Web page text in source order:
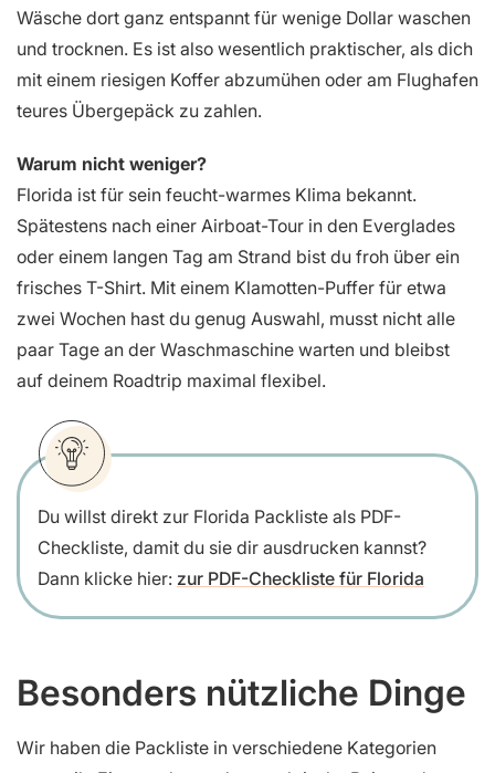
Wäsche dort ganz entspannt für wenige Dollar waschen
und trocknen. Es ist also wesentlich praktischer, als dich
mit einem riesigen Koffer abzumühen oder am Flughafen
teures Übergepäck zu zahlen.
Warum nicht weniger?
Florida ist für sein feucht-warmes Klima bekannt.
Spätestens nach einer Airboat-Tour in den Everglades
oder einem langen Tag am Strand bist du froh über ein
frisches T-Shirt. Mit einem Klamotten-Puffer für etwa
zwei Wochen hast du genug Auswahl, musst nicht alle
paar Tage an der Waschmaschine warten und bleibst
auf deinem Roadtrip maximal flexibel.
Du willst direkt zur Florida Packliste als PDF-
Checkliste, damit du sie dir ausdrucken kannst?
Dann klicke hier: zur PDF-Checkliste für Florida
Besonders nützliche Dinge
Wir haben die Packliste in verschiedene Kategorien